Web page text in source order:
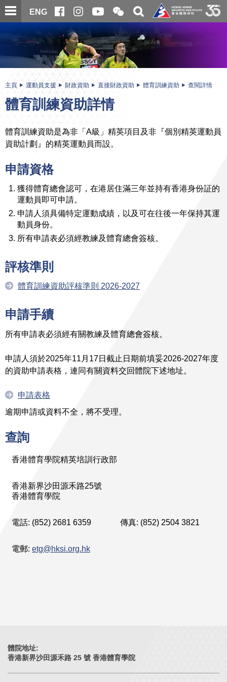
跳
至
內
ENG
開
合
微
信
二
維
碼
關
搜
尋
内
主頁 運動員支援 財政資助 直接財政資助 體育訓練資助 查閱詳情
體育訓練資助詳情
體育訓練資助是為非「A級」精英項目及非『個別精英運動員
資助計劃』的精英運動員而設。
申請資格
獲得體育總會認可，在港居住滿三年並持有香港身份証的
運動員即可申請。
申請人須具備特定運動成績，以及可在往後一年保持其運
動員身份。
所有申請表必須經教練及體育總會簽核。
評核準則
體育訓練資助評核準則 2026-2027
申請手續
所有申請表必須經有關教練及體育總會簽核。
申請人須於2025年11月17日截止日期前填妥2026-2027年度
的資助申請表格，連同有關資料交回體院下述地址。
申請表格
逾期申請或資料不全，將不受理。
查詢
香港體育學院精英培訓行政部
香港新界沙田源禾路25號
香港體育學院
電話: (852) 2681 6359 傳真: (852) 2504 3821
電郵: etg@hksi.org.hk
體院地址:
香港新界沙田源禾路 25 號 香港體育學院